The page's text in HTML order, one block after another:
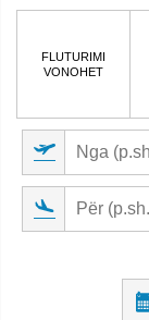
FLUTURIMI
VONOHET